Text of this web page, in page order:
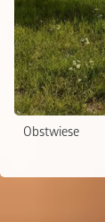
Obstwiese